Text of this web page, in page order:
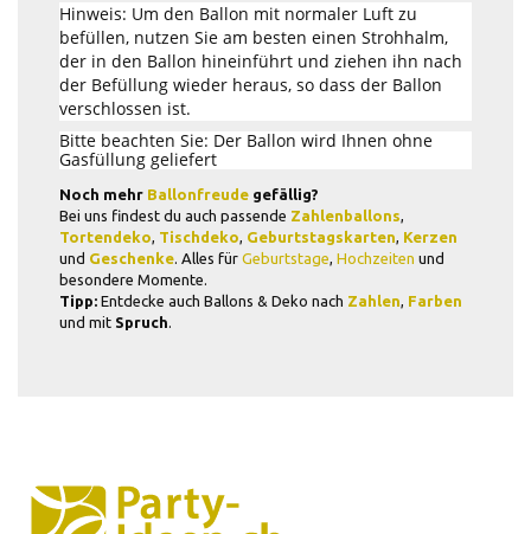
Hinweis: Um den Ballon mit normaler Luft zu
befüllen, nutzen Sie am besten einen Strohhalm,
der in den Ballon hineinführt und ziehen ihn nach
der Befüllung wieder heraus, so dass der Ballon
verschlossen ist.
Bitte beachten Sie: Der Ballon wird Ihnen ohne
Gasfüllung geliefert
Noch mehr Ballonfreude gefällig?
Bei uns findest du auch passende Zahlenballons,
Tortendeko, Tischdeko, Geburtstagskarten, Kerzen
und Geschenke. Alles für Geburtstage, Hochzeiten und
besondere Momente.
Tipp: Entdecke auch Ballons & Deko nach Zahlen, Farben
und mit Spruch.